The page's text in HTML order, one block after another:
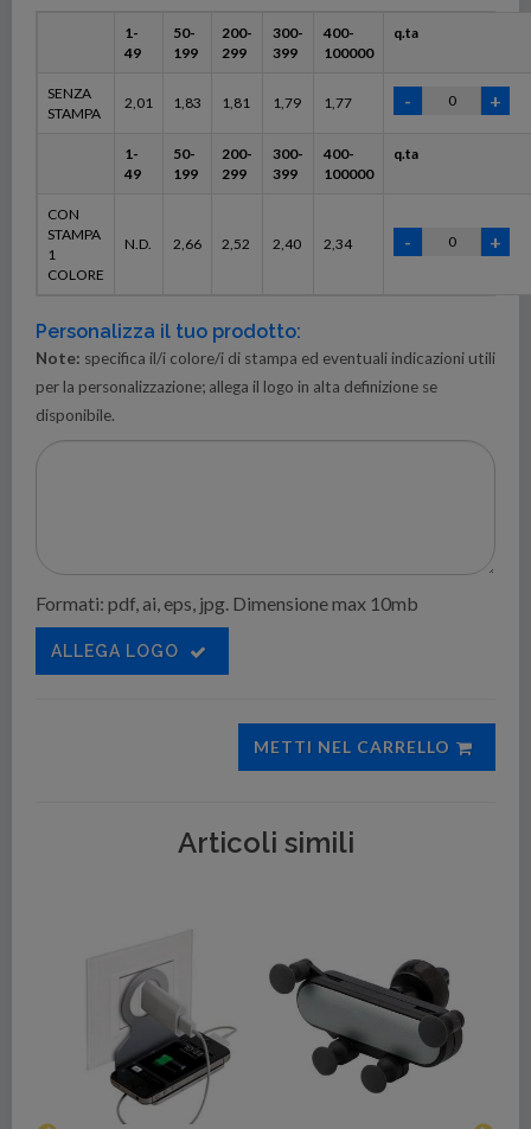
1-
49
50-
199
200-
299
300-
399
400-
100000
q.ta
SENZA
STAMPA
2,01 1,83 1,81 1,79 1,77
1-
49
50-
199
200-
299
300-
399
400-
100000
q.ta
CON
STAMPA
1
COLORE
N.D. 2,66 2,52 2,40 2,34
Personalizza il tuo prodotto:
Note: specifica il/i colore/i di stampa ed eventuali indicazioni utili
per la personalizzazione; allega il logo in alta definizione se
disponibile.
Formati: pdf, ai, eps, jpg. Dimensione max 10mb
ALLEGA LOGO
METTI NEL CARRELLO
Articoli simili